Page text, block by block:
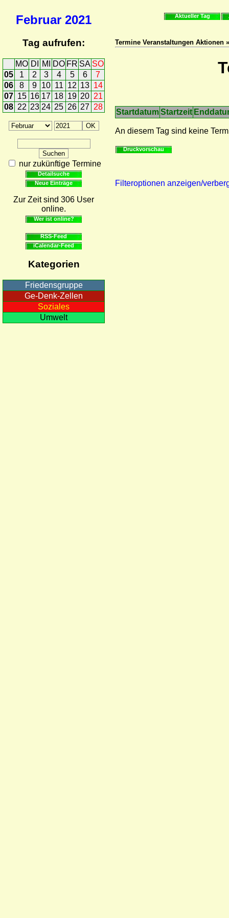
Februar 2021
Tag aufrufen:
MO DI MI DO FR SA SO
05
1 2 3 4 5 6
7
06
8 9 10 11 12 13 14
07 15 16 17 18 19 20 21
08 22 23 24 25 26 27 28
nur zukünftige Termine
Detailsuche
Neue Einträge
Zur Zeit sind 306 User
online.
Wer ist online?
RSS-Feed
iCalendar-Feed
Kategorien
Friedensgruppe
Ge-Denk-Zellen
Soziales
Umwelt
Aktueller Tag
Termine Veranstaltungen Aktionen
StartdatumStartzeit
An diesem Tag sind keine
Druckvorschau
Filteroptionen anzeigen/